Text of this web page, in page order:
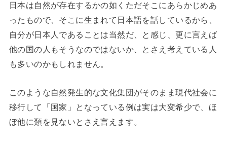
日本は自然が存在するかの如くただそこにあらかじめあ
ったもので、そこに生まれて日本語を話しているから、
自分が日本人であることは当然だ、と感じ、更に言えば
他の国の人もそうなのではないか、とさえ考えている人
も多いのかもしれません。
このような自然発生的な文化集団がそのまま現代社会に
移行して「国家」となっている例は実は大変希少で、ほ
ぼ他に類を見ないとさえ言えます。